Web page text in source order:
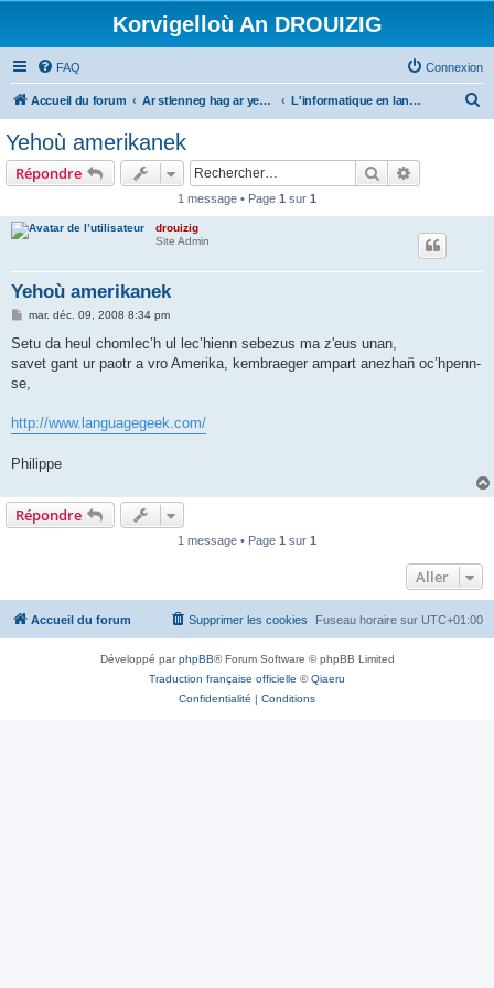
Korvigelloù An DROUIZIG
FAQ Connexion
Accueil du forum Ar stlenneg hag ar yezhoù bihan er bed a-bezh L'informatique en langues régionales et minoritaires
Yehoù amerikanek
Répondre Rechercher
1 message • Page 1 sur 1
drouizig
Site Admin
Yehoù amerikanek
M
s
a
g
e
mar. déc. 09, 2008 8:34 pm
Setu da heul chomlec’h ul lec’hienn sebezus ma z'eus unan,
savet gant ur paotr a vro Amerika, kembraeger ampart anezhañ oc’hpenn-
se,
http://www.languagegeek.com/
Philippe
Répondre
1 message • Page 1 sur 1
Aller
Accueil du forum Fuseau horaire sur UTC+01:00
Supprimer les cookies
Développé parphpBB® Forum Software © phpBB Limited
Traduction française officielle ©Qiaeru
Confidentialité | Conditions